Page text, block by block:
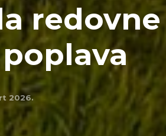
redovne
2026.